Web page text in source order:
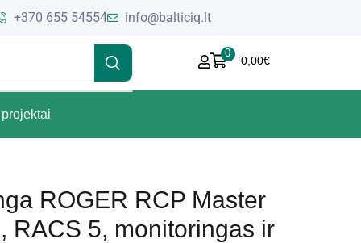
+370 655 54554 info@balticiq.lt
0
0,00€
ROGER RCP Master
RACS 5, monitoringas ir